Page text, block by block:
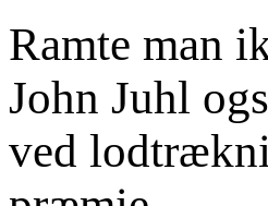
Ramte man
John Juhl
ved